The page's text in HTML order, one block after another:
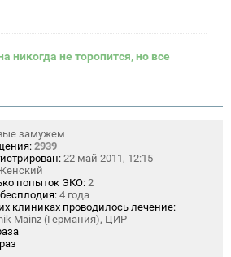
никогда не торопится, но все
замужем
2939
22 май 2011, 12:15
попыток ЭКО: 2
4 года
клиниках проводилось лечение:
Mainz (Германия), ЦИР